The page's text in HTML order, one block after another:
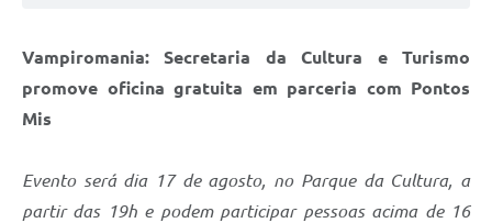
Emprega
Vampiromania: Secretaria da Cultura e Turismo
promove oficina gratuita em parceria com Pontos
Mis
Evento será dia 17 de agosto, no Parque da Cultura, a
partir das 19h e podem participar pessoas acima de 16